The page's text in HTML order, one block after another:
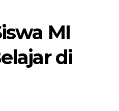
MI
di